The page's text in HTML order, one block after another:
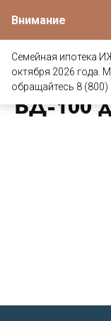
Внимание
Семейная ипотека
октября 2026 года.
обращайтесь 8 (800)
Дом из
БД-100